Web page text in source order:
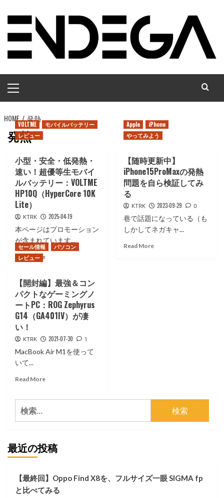
プ
イ
ン
メ
ニ
ュ
HOME 発熱
発熱
VOLTME
モバイルバッテリー
レビュー
小型・安全・低発熱・
速い！超優等生モバイ
ルバッテリー：VOLTME
HP10Q（HyperCore 10K
Lite）
KTRK 2025-04-19
本ページはプロモーション
が含まれています...
Read MoreRead
小
型・
安
全・
熱・
速
優
生
バ
ッ
リ
ー：
VOLTME
Apple
iPhone
やってみよう
【随時更新中】
iPhone15ProMaxの発熱
問題を自ら検証してみ
る
KTRK 2023-09-29 0
巷で話題になっている（も
しかしてネガキャ...
Read MoreRead
セール情報
パソコン
レビュー
【開封編】最強＆コン
パクトなゲーミングノ
ートPC：ROG Zephyrus
G14（GA401IV）が凄
い！
KTRK 2021-07-30 1
MacBook Air M1を使って
いて...
Read MoreRead
強
＆
ン
パ
ク
検
索:
最近の投稿
【最終回】Oppo Find X8を、フルサイズ一眼 SIGMA fp
と比べてみる